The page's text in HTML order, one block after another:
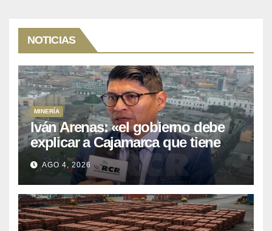
NOTICIAS
MINERÍA
Iván Arenas: «el gobierno debe
explicar a Cajamarca que tiene
US$ 16 mil millones en proyectos
mineros para salir de la pobreza
AGO 4, 2026